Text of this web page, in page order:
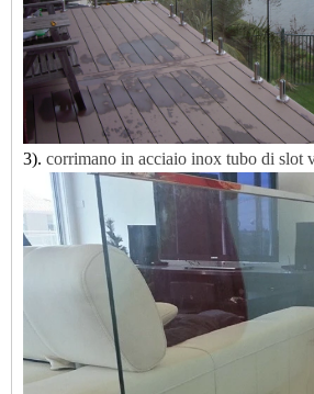
3). corrimano in acciaio inox tubo di slot